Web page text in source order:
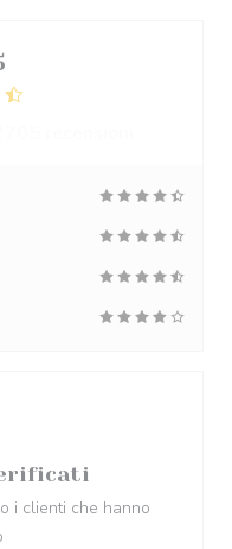
i clienti che hanno